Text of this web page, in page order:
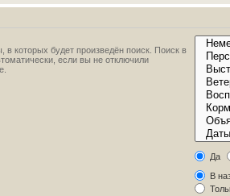
которых будет произведён поиск. Поиск в
если вы не отключили
Да
В